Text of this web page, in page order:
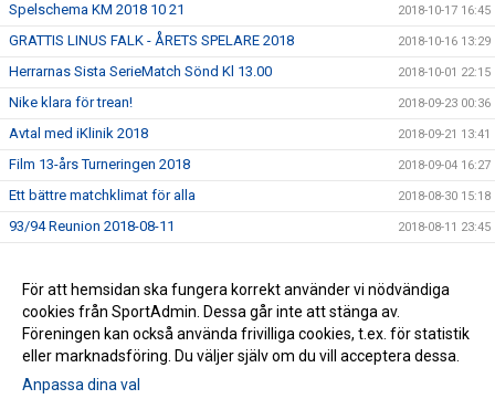
Spelschema KM 2018 10 21 2018-10-17 16:45
GRATTIS LINUS FALK - ÅRETS SPELARE 2018 2018-10-16 13:29
Herrarnas Sista SerieMatch Sönd Kl 13.00 2018-10-01 22:15
Nike klara för trean! 2018-09-23 00:36
Avtal med iKlinik 2018 2018-09-21 13:41
Film 13-års Turneringen 2018 2018-09-04 16:27
Ett bättre matchklimat för alla 2018-08-30 15:18
93/94 Reunion 2018-08-11 2018-08-11 23:45
Hemsidan gratulerar P16 till guldet i Eskilscupen 2018 2018-08-06 09:57
Dag 3 av 13-årsturneringen 2018-06-27 22:03
För att hemsidan ska fungera korrekt använder vi nödvändiga
cookies från SportAdmin. Dessa går inte att stänga av.
Föreningen kan också använda frivilliga cookies, t.ex. för statistik
eller marknadsföring. Du väljer själv om du vill acceptera dessa.
Anpassa dina val